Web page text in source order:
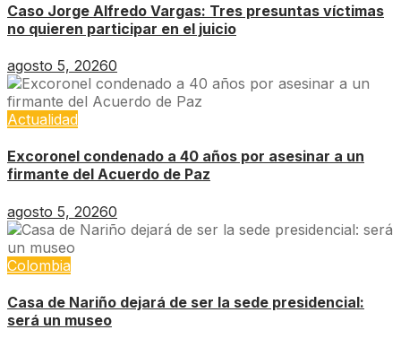
Caso Jorge Alfredo Vargas: Tres presuntas víctimas
no quieren participar en el juicio
agosto 5, 20260
Actualidad
Excoronel condenado a 40 años por asesinar a un
firmante del Acuerdo de Paz
agosto 5, 20260
Colombia
Casa de Nariño dejará de ser la sede presidencial:
será un museo